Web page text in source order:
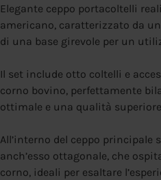
Elegante ceppo portacoltelli
americano, caratterizzato da
di una base girevole per un
Il set include otto coltelli e
corno bovino, perfettamente
ottimale e una qualità
All’interno del ceppo principale
anch’esso ottagonale, che
corno, ideali per esaltare